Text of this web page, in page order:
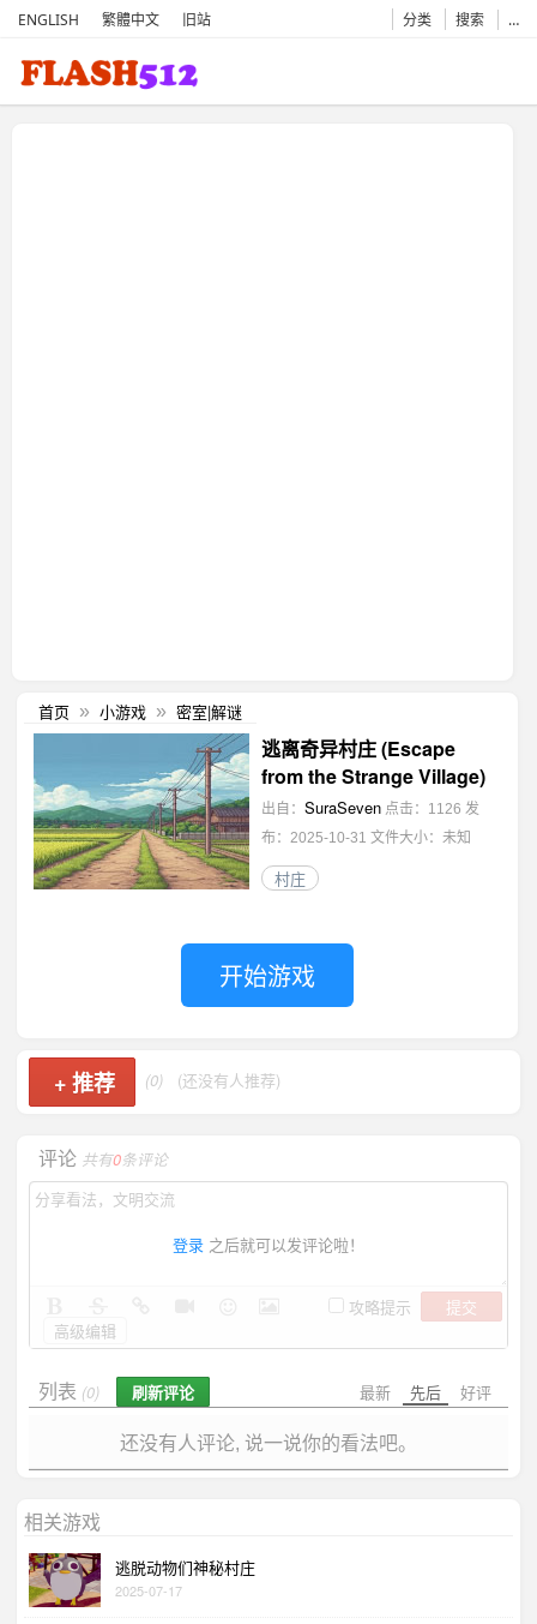
ENGLISH 繁體中文 旧站 分类 搜索 …
首页 » 小游戏 » 密室|解谜
逃离奇异村庄 (Escape
from the Strange Village)
出自： SuraSeven 点击：1126 发
布：2025-10-31 文件大小：未知
村庄
开始游戏
+推荐 (0) (还没有人推荐)
评论 共有0条评论
登录 之后就可以发评论啦！
攻略提示
提交
高级编辑
最新 先后 好评
列表 (0) 刷新评论
还没有人评论, 说一说你的看法吧。
相关游戏
逃脱动物们神秘村庄
2025-07-17